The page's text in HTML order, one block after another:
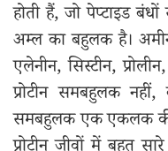
होती हैं, जो पेप्टाइड बंधों
अम्ल का बहुलक है।
एलेनीन, सिस्टीन,
प्रोटीन समबहुलक
समबहुलक एक एकलक की